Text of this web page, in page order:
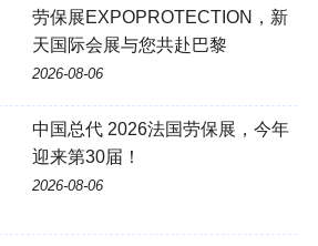
劳保展EXPOPROTECTION，新
天国际会展与您共赴巴黎
2026-08-06
中国总代 2026法国劳保展，今年
迎来第30届！
2026-08-06